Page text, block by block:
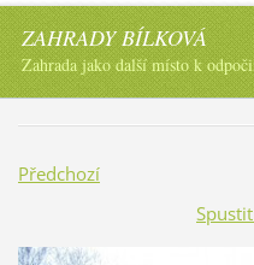
ZAHRADY BÍLKOVÁ
Zahrada jako další místo k
Předchozí